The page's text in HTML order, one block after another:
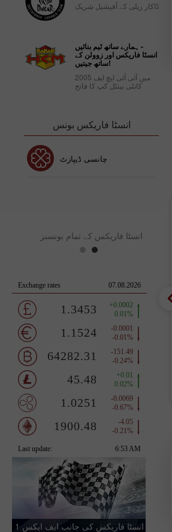
ڈاکار ریلی کے آفیشیل شریک
ہمارے ساتھ ٹیم بنائیں -
انسٹا فاریکس اور زوولن کے
ساتھ جیتیں!
2005 میں آئی آئی ایچ ایف
کانٹی نینٹل کپ کا فاتح
انسٹا فاریکس بونس
چانسی ڈیپازٹ
انسٹا فاریکس کے تمام بونسنز
انسٹا فاریکس کی جانب ایف ایکس 1